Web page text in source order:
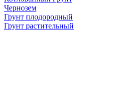
Чернозем
Грунт плодородный
Грунт растительный